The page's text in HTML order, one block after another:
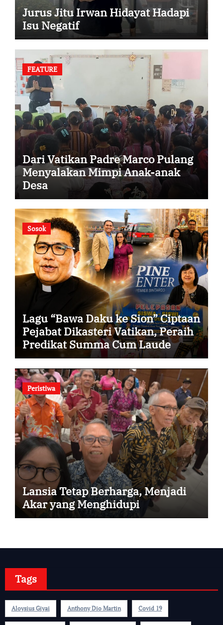
Jurus Jitu Irwan Hidayat Hadapi
Isu Negatif
FEATURE
Dari Vatikan Padre Marco Pulang
Menyalakan Mimpi Anak-anak
Desa
Sosok
Lagu “Bawa Daku ke Sion” Ciptaan
Pejabat Dikasteri Vatikan, Peraih
Predikat Summa Cum Laude
Peristiwa
Lansia Tetap Berharga, Menjadi
Akar yang Menghidupi
Tags
Aloysius Giyai Anthony Dio Martin Covid 19